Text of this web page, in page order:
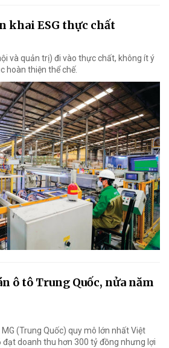
khai ESG thực chất
và quản trị) đi vào thực chất, không ít ý
hoàn thiện thể chế.
ô tô Trung Quốc, nửa năm
(Trung Quốc) quy mô lớn nhất Việt
đạt doanh thu hơn 300 tỷ đồng nhưng lợi